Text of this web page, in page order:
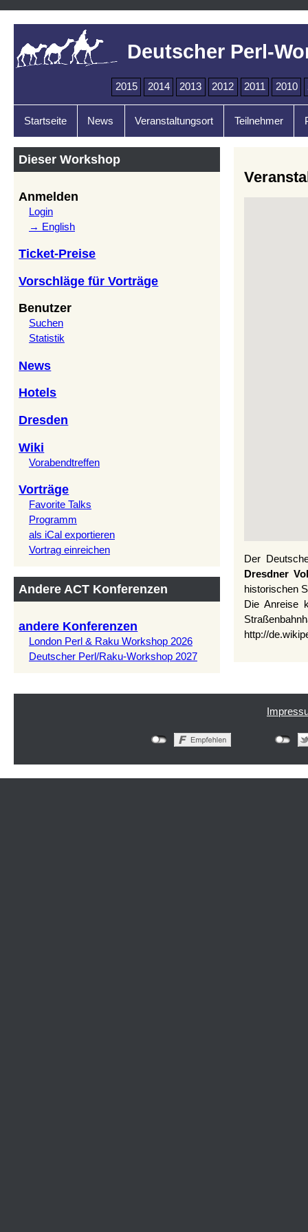
Deutscher Perl-
2015 2014 2013 2012 2011 2010
Startseite News Veranstaltungsort Teilnehmer
Dieser Workshop
Anmelden
Login
→ English
Ticket-Preise
Vorschläge für Vorträge
Benutzer
Suchen
Statistik
News
Hotels
Dresden
Wiki
Vorabendtreffen
Vorträge
Favorite Talks
Programm
als iCal exportieren
Vortrag einreichen
Andere ACT Konferenzen
andere Konferenzen
London Perl & Raku Workshop 2026
Deutscher Perl/Raku-Workshop 2027
Der
Dresdner
historischen
Die Anreise
http://